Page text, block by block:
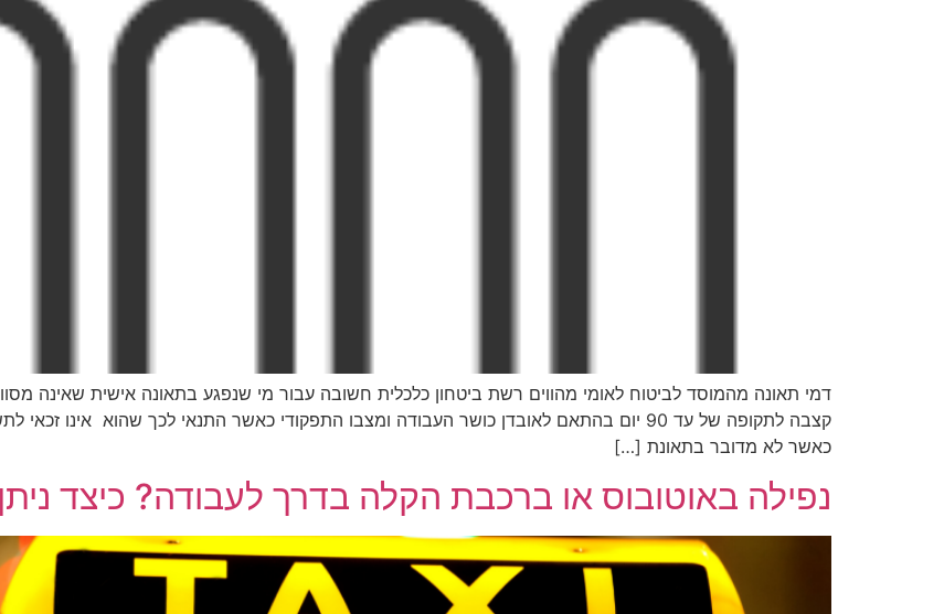
דמי תאונה מהמוסד לביטוח לאומי מהווים רשת ביטחון כלכלית חשובה עבור מי שנפגע בתאונה אישית שאינה
קצבה לתקופה של עד 90 יום בהתאם לאובדן כושר העבודה ומצבו התפקודי כאשר התנאי לכך שהוא
כאשר לא מדובר בתאונת […]
נפילה באוטובוס או ברכבת הקלה בדרך לעבודה? כיצד